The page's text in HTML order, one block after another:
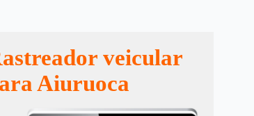
veicular
Aiuruoca